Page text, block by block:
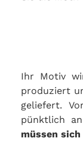
Ihr Motiv
produziert
geliefert.
pünktlich
müssen